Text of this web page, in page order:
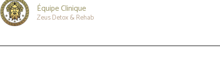
Équipe Clinique
Zeus Detox & Rehab